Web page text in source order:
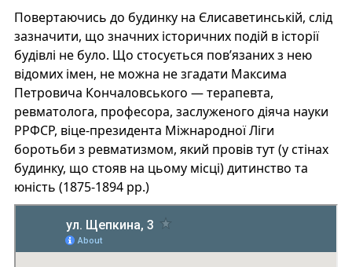
Повертаючись до будинку на Єлисаветинській, слід
зазначити, що значних історичних подій в історії
будівлі не було. Що стосується пов’язаних з нею
відомих імен, не можна не згадати Максима
Петровича Кончаловського — терапевта,
ревматолога, професора, заслуженого діяча науки
РРФСР, віце-президента Міжнародної Ліги
боротьби з ревматизмом, який провів тут (у стінах
будинку, що стояв на цьому місці) дитинство та
юність (1875-1894 рр.)